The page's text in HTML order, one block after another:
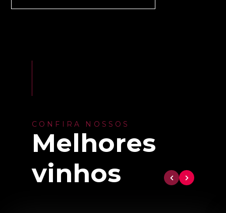
CONFIRA NOSSOS
Melhores
vinhos